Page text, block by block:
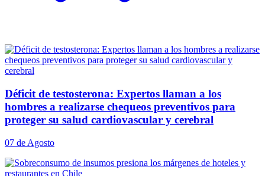
Déficit de testosterona: Expertos llaman a los
hombres a realizarse chequeos preventivos para
proteger su salud cardiovascular y cerebral
07 de Agosto